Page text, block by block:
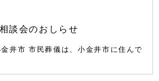
談会のおしらせ
井市 市民葬儀は、小金井市に住んで